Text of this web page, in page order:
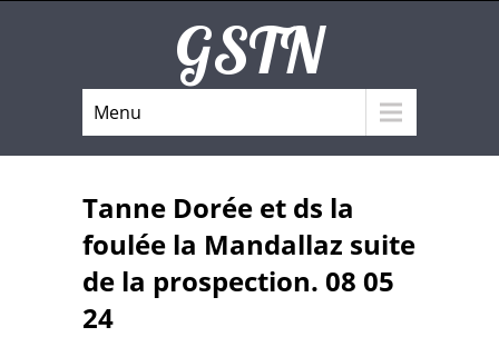
GSTN
Menu
Tanne Dorée et ds la
foulée la Mandallaz suite
de la prospection. 08 05
24